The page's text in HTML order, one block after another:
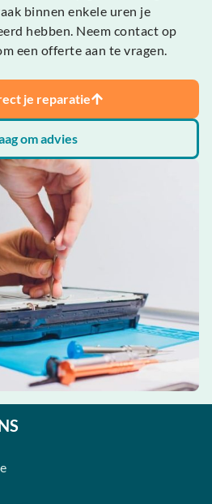
binnen enkele uren je
hebben. Neem contact op
een offerte aan te vragen.
je reparatie
om advies